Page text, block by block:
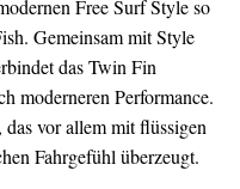
Free Surf Style so
Gemeinsam mit Style
das Twin Fin
moderneren Performance.
vor allem mit flüssigen
Fahrgefühl überzeugt.